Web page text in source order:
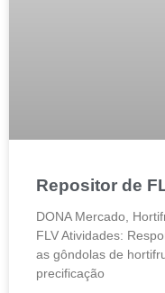
Repositor de
DONA Mercado,
FLV Atividades:
as gôndolas de
precificação